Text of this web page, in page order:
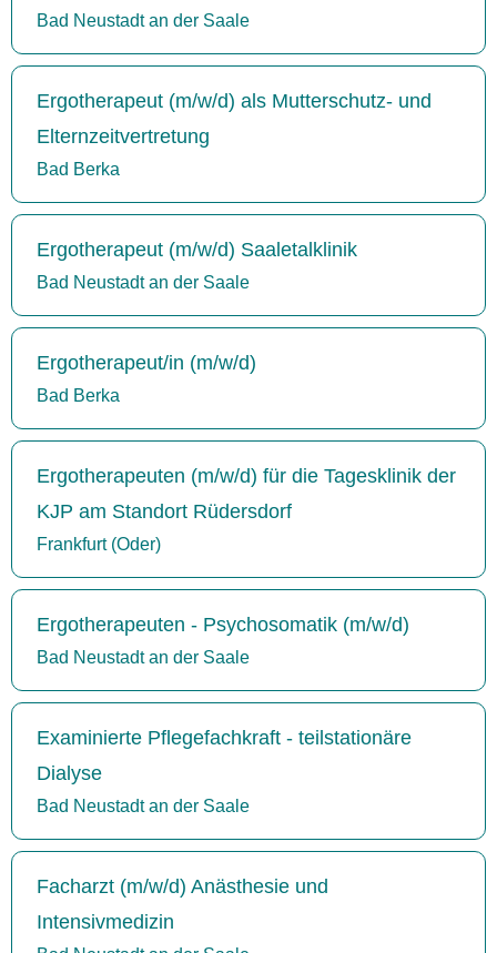
Bad Neustadt an der Saale
Ergotherapeut (m/w/d) als Mutterschutz- und
Elternzeitvertretung
Bad Berka
Ergotherapeut (m/w/d) Saaletalklinik
Bad Neustadt an der Saale
Ergotherapeut/in (m/w/d)
Bad Berka
Ergotherapeuten (m/w/d) für die Tagesklinik der
KJP am Standort Rüdersdorf
Frankfurt (Oder)
Ergotherapeuten - Psychosomatik (m/w/d)
Bad Neustadt an der Saale
Examinierte Pflegefachkraft - teilstationäre
Dialyse
Bad Neustadt an der Saale
Facharzt (m/w/d) Anästhesie und
Intensivmedizin